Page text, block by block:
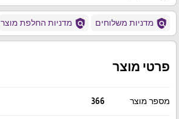
policy מדניות משלוחים policy מדניות החלפת מוצר
פרטי מוצר
מספר מוצר 366